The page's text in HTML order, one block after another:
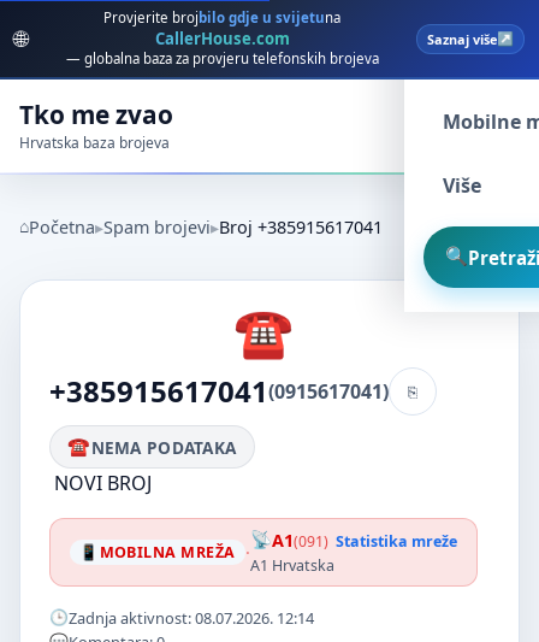
🌐
Provjerite broj bilo gdje u svijetuna
CallerHouse.com
— globalna baza za provjeru telefonskih brojeva
Saznaj više
Tko me zvao
Hrvatska baza brojeva
Spam
Mobilne
Više
Početna Spam brojevi Broj +385915617041
+385915617041(0915617041)
NEMA PODATAKA
NOVI BROJ
MOBILNA MREŽA · A1(091) Statistika mreže
A1 Hrvatska
Zadnja aktivnost: 08.07.2026. 12:14